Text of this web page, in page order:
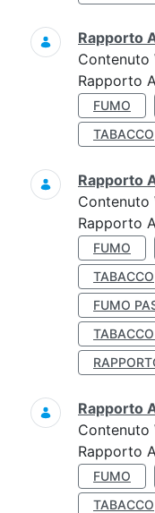
Rapporto
Contenuto
Rapporto
FUMO
TABACCO
Rapporto
Contenuto
Rapporto
FUMO
TABACCO
FUMO
Rapporto
Contenuto
Rapporto
FUMO
TABACCO